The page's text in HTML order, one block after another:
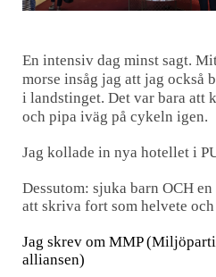
En intensiv dag minst sagt.
morse insåg jag att jag också
i landstinget. Det var bara att
och pipa iväg på cykeln igen.
Jag kollade in nya hotellet i
Dessutom: sjuka barn OCH
att skriva fort som helvete och
Jag skrev om MMP
alliansen)